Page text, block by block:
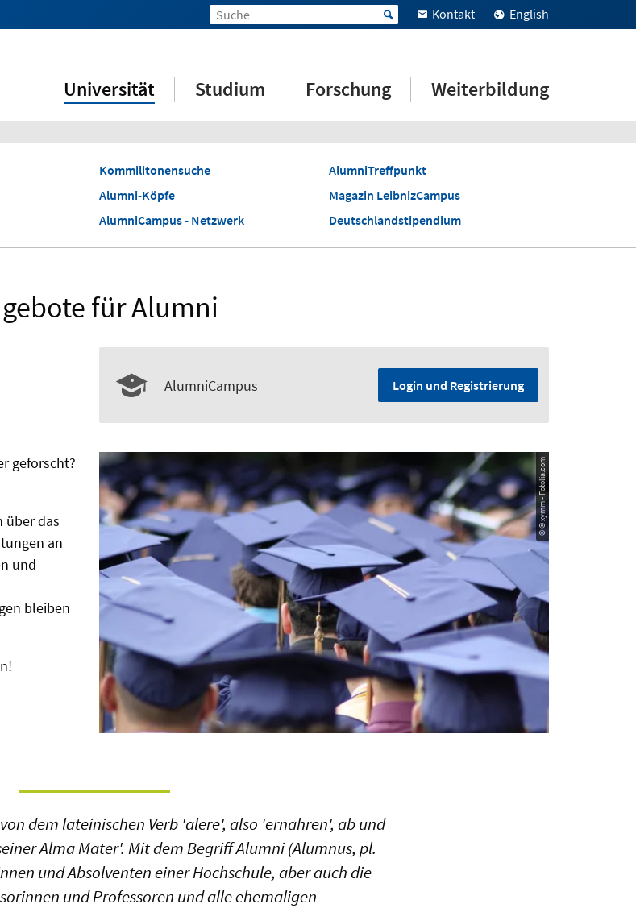
Kontakt English
Universität Studium Forschung Weiterbildung
Kommilitonensuche
Alumni-Köpfe
AlumniCampus - Netzwerk
AlumniTreffpunkt
Magazin LeibnizCampus
Deutschlandstipendium
für Alumni
AlumniCampus Login und Registrierung
geforscht?
über das
an
und
bleiben
© © xymm - Fotolia.com
dem lateinischen Verb 'alere', also 'ernähren', ab und
Alma Mater'. Mit dem Begriff Alumni (Alumnus, pl.
und Absolventen einer Hochschule, aber auch die
und Professoren und alle ehemaligen